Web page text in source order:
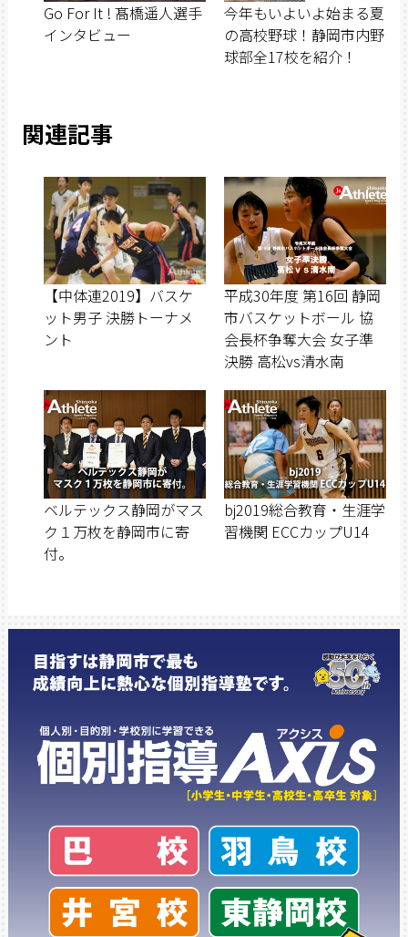
Go For It ! 髙橋遥人選手
インタビュー
今年もいよいよ始まる夏
の高校野球！静岡市内野
球部全17校を紹介！
関連記事
【中体連2019】バスケ
ット男子 決勝トーナメ
ント
平成30年度 第16回 静岡
市バスケットボール 協
会長杯争奪大会 女子準
決勝 高松vs清水南
ベルテックス静岡がマス
ク１万枚を静岡市に寄
付。
bj2019総合教育・生涯学
習機関 ECCカップU14